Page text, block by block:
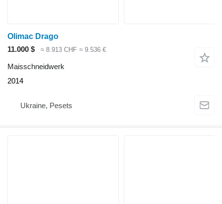
Olimac Drago
11.000 $
≈ 8.913 CHF ≈ 9.536 €
Maisschneidwerk
2014
Ukraine, Pesets